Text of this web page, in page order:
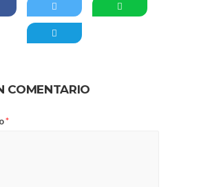
COMENTARIO
*